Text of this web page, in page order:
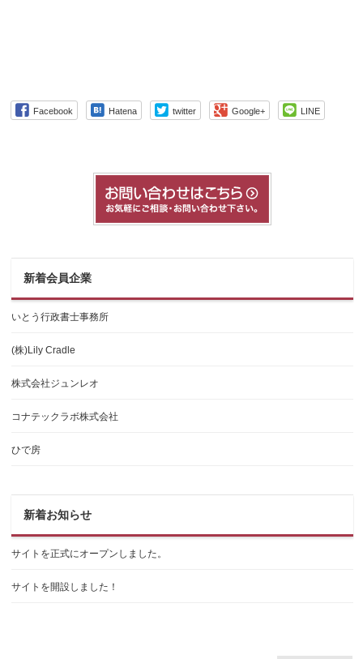
Facebook Hatena twitter Google+ LINE
新着会員企業
いとう行政書士事務所
(株)Lily Cradle
株式会社ジュンレオ
コナテックラボ株式会社
ひで房
新着お知らせ
サイトを正式にオープンしました。
サイトを開設しました！